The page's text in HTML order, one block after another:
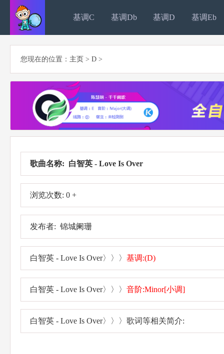
基调C 基调Db 基调D 基调Eb
您现在的位置： 主页 > D >
歌曲名称: 白智英 - Love Is Over
浏览次数: 0 +
发布者: 锦城阑珊
白智英 - Love Is Over〉〉〉 基调:(D)
白智英 - Love Is Over〉〉〉 音阶:Minor[小调]
白智英 - Love Is Over〉〉〉歌词等相关简介: